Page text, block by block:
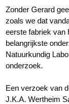
Zonder Gerard
zoals we dat
eerste fabriek van
belangrijkste
Natuurkundig
onderzoek.
Een verzoek van
J.K.A. Wertheim